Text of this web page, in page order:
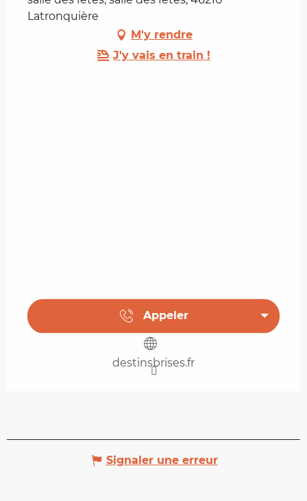
Latronquière
M'y rendre
J'y vais en train !
Appeler
destinsbrises.fr
Signaler une erreur